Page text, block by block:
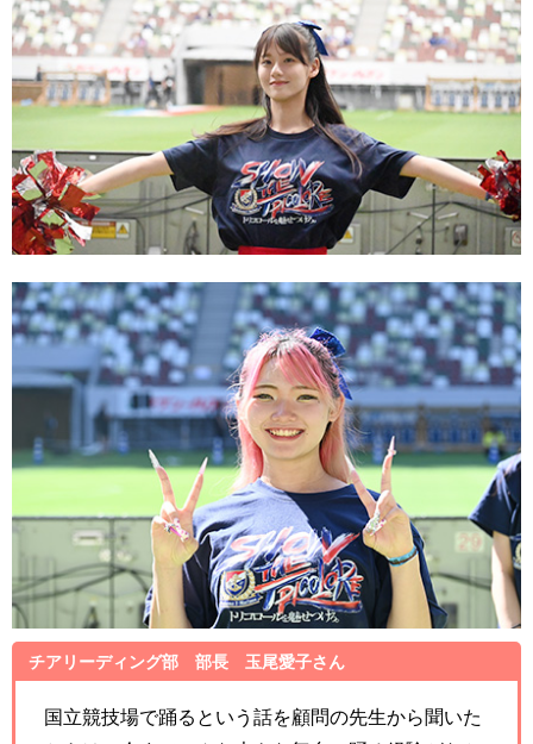
チアリーディング部 部長 玉尾愛子さん
国立競技場で踊るという話を顧問の先生から聞いた